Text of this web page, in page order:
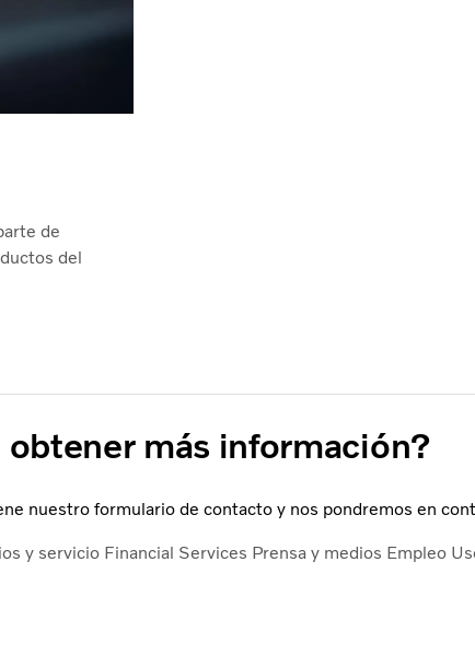
de
obtener más información?
nuestro formulario de contacto y nos pondremos en
y servicio Financial Services Prensa y medios Empleo